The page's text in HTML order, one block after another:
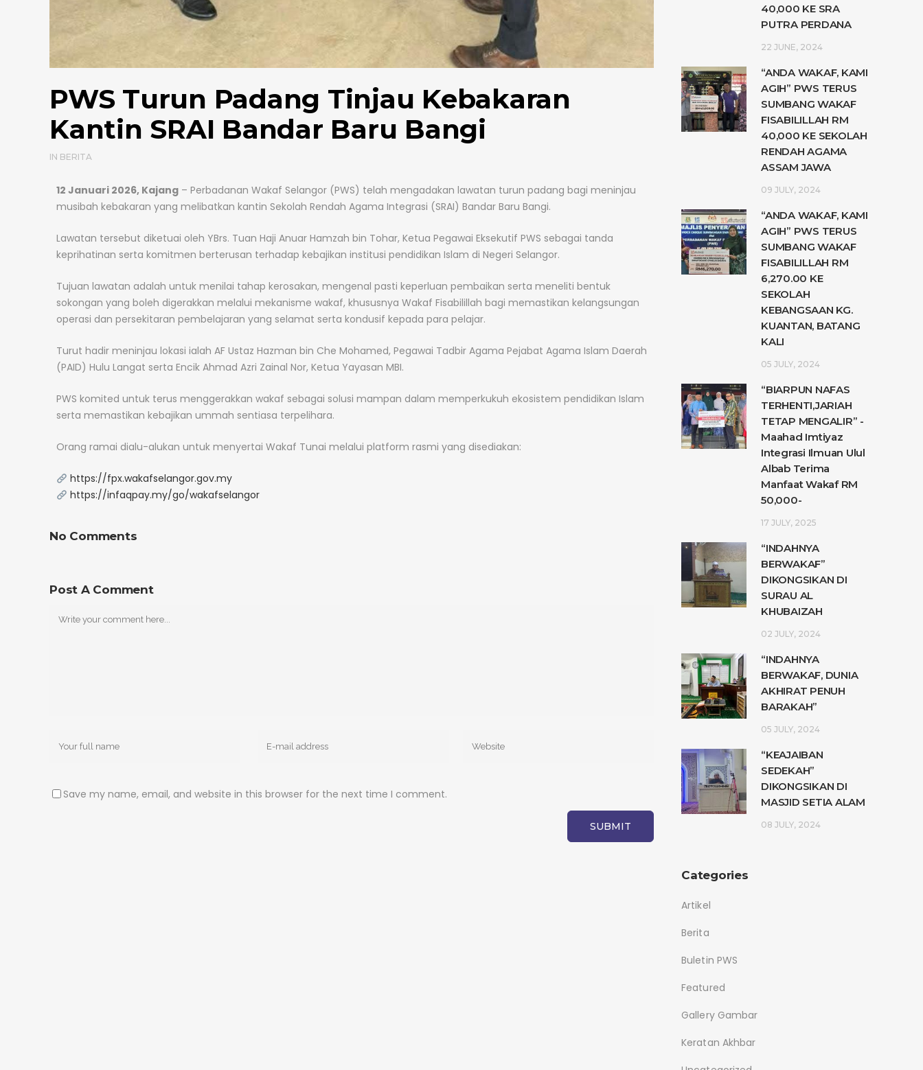
PWS Turun Padang Tinjau Kebakaran
Kantin SRAI Bandar Baru Bangi
IN BERITA
12 Januari 2026, Kajang – Perbadanan Wakaf Selangor (PWS) telah mengadakan lawatan turun padang bagi meninjau
musibah kebakaran yang melibatkan kantin Sekolah Rendah Agama Integrasi (SRAI) Bandar Baru Bangi.
Lawatan tersebut diketuai oleh YBrs. Tuan Haji Anuar Hamzah bin Tohar, Ketua Pegawai Eksekutif PWS sebagai tanda
keprihatinan serta komitmen berterusan terhadap kebajikan institusi pendidikan Islam di Negeri Selangor.
Tujuan lawatan adalah untuk menilai tahap kerosakan, mengenal pasti keperluan pembaikan serta meneliti bentuk
sokongan yang boleh digerakkan melalui mekanisme wakaf, khususnya Wakaf Fisabilillah bagi memastikan kelangsungan
operasi dan persekitaran pembelajaran yang selamat serta kondusif kepada para pelajar.
Turut hadir meninjau lokasi ialah AF Ustaz Hazman bin Che Mohamed, Pegawai Tadbir Agama Pejabat Agama Islam Daerah
(PAID) Hulu Langat serta Encik Ahmad Azri Zainal Nor, Ketua Yayasan MBI.
PWS komited untuk terus menggerakkan wakaf sebagai solusi mampan dalam memperkukuh ekosistem pendidikan Islam
serta memastikan kebajikan ummah sentiasa terpelihara.
Orang ramai dialu-alukan untuk menyertai Wakaf Tunai melalui platform rasmi yang disediakan:
https://fpx.wakafselangor.gov.my
https://infaqpay.my/go/wakafselangor
No Comments
Post A Comment
Save my name, email, and website in this browser for the next time I comment.
40,000 KE SRA
PUTRA PERDANA
22 JUNE, 2024
“ANDA WAKAF, KAMI
AGIH” PWS TERUS
SUMBANG WAKAF
FISABILILLAH RM
40,000 KE SEKOLAH
RENDAH AGAMA
ASSAM JAWA
09 JULY, 2024
“ANDA WAKAF, KAMI
AGIH” PWS TERUS
SUMBANG WAKAF
FISABILILLAH RM
6,270.00 KE
SEKOLAH
KEBANGSAAN KG.
KUANTAN, BATANG
KALI
05 JULY, 2024
“BIARPUN NAFAS
TERHENTI,JARIAH
TETAP MENGALIR” -
Maahad Imtiyaz
Integrasi Ilmuan Ulul
Albab Terima
Manfaat Wakaf RM
50,000-
17 JULY, 2025
“INDAHNYA
BERWAKAF”
DIKONGSIKAN DI
SURAU AL
KHUBAIZAH
02 JULY, 2024
“INDAHNYA
BERWAKAF, DUNIA
AKHIRAT PENUH
BARAKAH”
05 JULY, 2024
“KEAJAIBAN
SEDEKAH”
DIKONGSIKAN DI
MASJID SETIA ALAM
08 JULY, 2024
Categories
Artikel
Berita
Buletin PWS
Featured
Gallery Gambar
Keratan Akhbar